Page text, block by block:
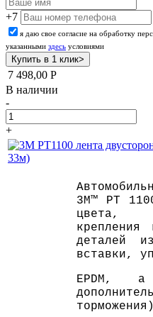
+7
я даю свое согласие на обработку
указанными здесь условиями
7 498,00 Р
В наличии
-
+
3M™ PT
цвета,
крепления
деталей
вставки,
ЕPDM,